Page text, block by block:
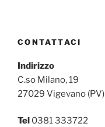
CONTATTACI
Indirizzo
C.so Milano, 19
27029 Vigevano (PV)
Tel 0381 333722